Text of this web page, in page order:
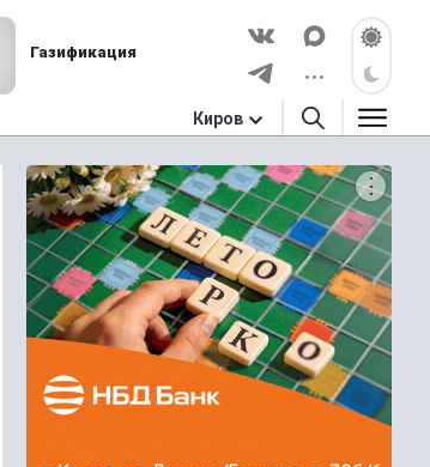
Газификация
Киров